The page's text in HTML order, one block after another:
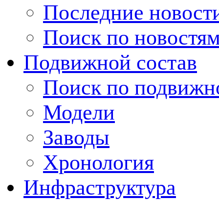
Последние
Поиск по
Подвижной состав
Поиск по
Модели
Заводы
Хронология
Инфраструктура